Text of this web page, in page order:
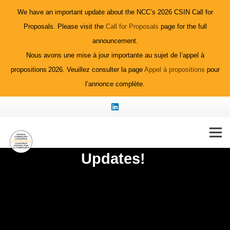
We have an important update about the NCC’s 2026 CSIN Call for
Proposals. Please visit the Call for Proposals page for the full
announcement.
Nous avons une mise à jour importante au sujet de l’appel à
propositions 2026. Veuillez consulter la page Appel à propositions pour
l’annonce complète.
Updates!